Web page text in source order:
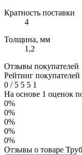
Кратность поставки
4
Толщина, мм
1,2
Отзывы покупателей
Рейтинг покупателей
0 /5 5 5 1
На основе 1 оценок
0%
0%
0%
0%
0%
Отзывы о товаре